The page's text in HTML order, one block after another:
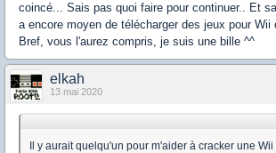
coincé... Sais pas quoi faire pour continuer.. Et
a encore moyen de télécharger des jeux pour Wii
Bref, vous l'aurez compris, je suis une bille ^^
elkah
13 mai 2020
Il y aurait quelqu'un pour m'aider à cracker une